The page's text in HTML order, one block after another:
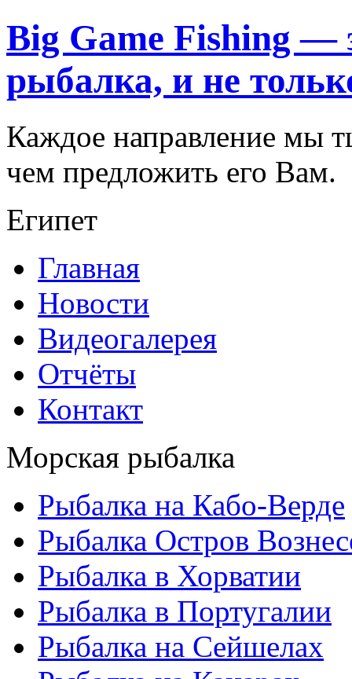
Big Game Fishing —
рыбалка, и не
Каждое направление мы
чем предложить его Вам.
Египет
Главная
Новости
Видеогалерея
Отчёты
Контакт
Морская рыбалка
Рыбалка на Кабо-Верде
Рыбалка Остров
Рыбалка в Хорватии
Рыбалка в Португалии
Рыбалка на Сейшелах